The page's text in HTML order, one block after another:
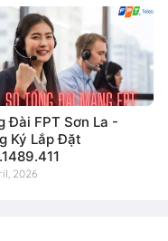
Đài FPT Sơn La -
Ký Lắp Đặt
2026